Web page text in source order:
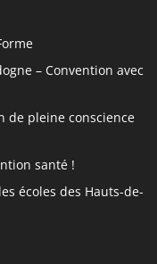
– Convention avec
de pleine conscience
santé !
écoles des Hauts-de-